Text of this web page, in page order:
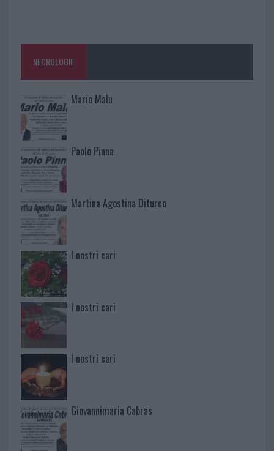
NECROLOGIE
Mario Malu
Paolo Pinna
Martina Agostina Diturco
I nostri cari
I nostri cari
I nostri cari
Giovannimaria Cabras